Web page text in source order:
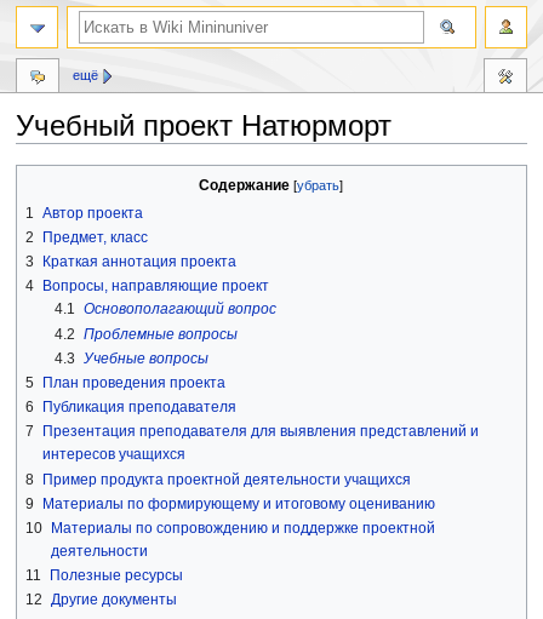
Учебный проект Натюрморт
навигации
поиску
Содержание
1
Автор проекта
2
Предмет, класс
3
Краткая аннотация проекта
4
Вопросы, направляющие проект
4.1 Основополагающий вопрос
4.2 Проблемные вопросы
4.3
Учебные вопросы
5
План проведения проекта
6
Публикация преподавателя
7
Презентация преподавателя для выявления представлений и
интересов учащихся
8 Пример продукта проектной деятельности учащихся
9
Материалы по формирующему и итоговому оцениванию
10
Материалы по сопровождению и поддержке проектной
деятельности
11
Полезные ресурсы
12 Другие документы
ещё